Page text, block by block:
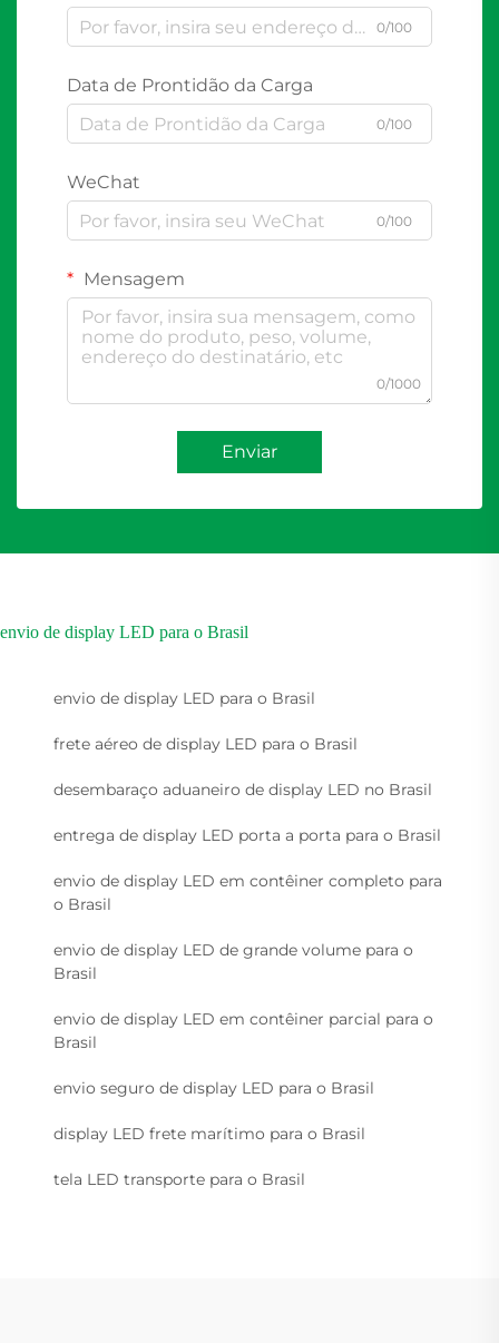
0/100
Data de Prontidão da Carga
0/100
WeChat
0/100
Mensagem
0/1000
Enviar
envio de display LED para o Brasil
envio de display LED para o Brasil
frete aéreo de display LED para o Brasil
desembaraço aduaneiro de display LED no Brasil
entrega de display LED porta a porta para o Brasil
envio de display LED em contêiner completo para
o Brasil
envio de display LED de grande volume para o
Brasil
envio de display LED em contêiner parcial para o
Brasil
envio seguro de display LED para o Brasil
display LED frete marítimo para o Brasil
tela LED transporte para o Brasil